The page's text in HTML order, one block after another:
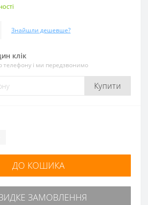
Знайшли дешевше?
клік
телефону і ми передзвонимо
Купити
ДО КОШИКА
ЗАМОВЛЕННЯ